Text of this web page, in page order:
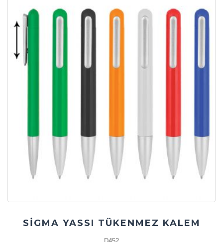
SİGMA YASSI TÜKENMEZ KALEM